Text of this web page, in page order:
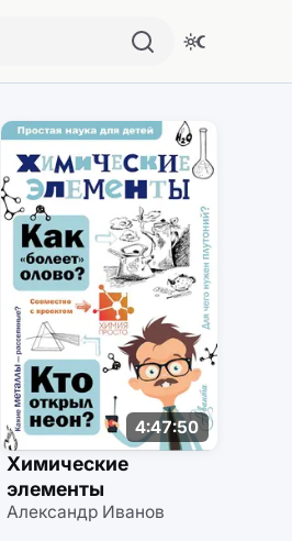
Похожие
4:47:50
Химические
элементы
Александр Иванов